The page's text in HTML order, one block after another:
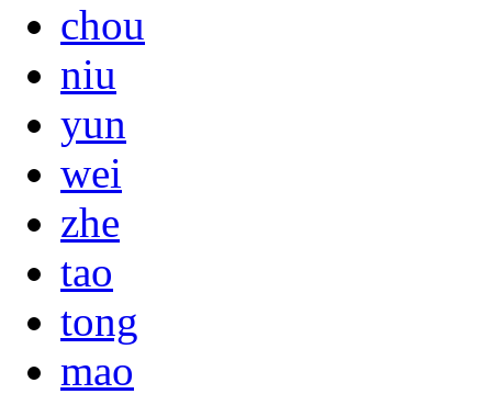
chou
niu
yun
wei
zhe
tao
tong
mao